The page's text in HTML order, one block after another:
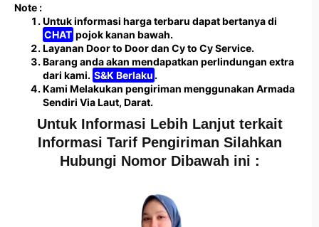
Note :
Untuk informasi harga terbaru dapat bertanya di
CHAT pojok kanan bawah.
Layanan Door to Door dan Cy to Cy Service.
Barang anda akan mendapatkan perlindungan extra
dari kami. S&K Berlaku .
Kami Melakukan pengiriman menggunakan Armada
Sendiri Via Laut, Darat.
Untuk Informasi Lebih Lanjut terkait
Informasi Tarif Pengiriman Silahkan
Hubungi Nomor Dibawah ini :